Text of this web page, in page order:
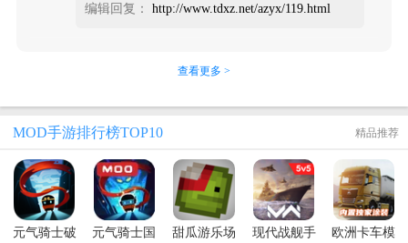
编辑回复： http://www.tdxz.net/azyx/119.html
查看更多 >
MOD手游排行榜TOP10 精品推荐
元气骑士破
元气骑士国
甜瓜游乐场
现代战舰手
欧洲卡车模